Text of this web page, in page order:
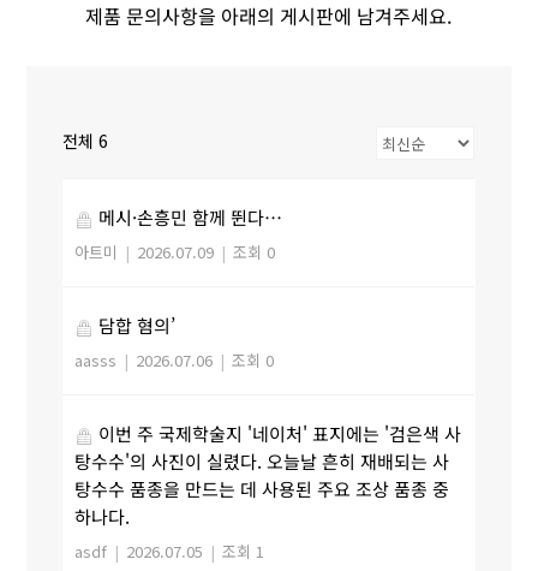
제품 문의사항을 아래의 게시판에 남겨주세요.
전체 6
메시·손흥민 함께 뛴다…
아트미 | 2026.07.09 | 조회 0
담합 혐의’
aasss | 2026.07.06 | 조회 0
이번 주 국제학술지 '네이처' 표지에는 '검은색 사
탕수수'의 사진이 실렸다. 오늘날 흔히 재배되는 사
탕수수 품종을 만드는 데 사용된 주요 조상 품종 중
하나다.
asdf | 2026.07.05 | 조회 1